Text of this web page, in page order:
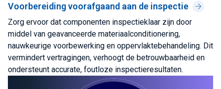
Voorbereiding voorafgaand aan de inspectie
Zorg ervoor dat componenten inspectieklaar zijn door
middel van geavanceerde materiaalconditionering,
nauwkeurige voorbewerking en oppervlaktebehandeling. Dit
vermindert vertragingen, verhoogt de betrouwbaarheid en
ondersteunt accurate, foutloze inspectieresultaten.